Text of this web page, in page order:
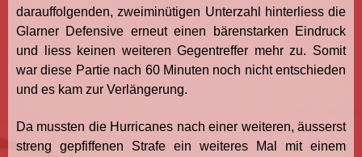
darauffolgenden, zweiminütigen Unterzahl hinterliess die
Glarner Defensive erneut einen bärenstarken Eindruck
und liess keinen weiteren Gegentreffer mehr zu. Somit
war diese Partie nach 60 Minuten noch nicht entschieden
und es kam zur Verlängerung.
Da mussten die Hurricanes nach einer weiteren, äusserst
streng gepfiffenen Strafe ein weiteres Mal mit einem